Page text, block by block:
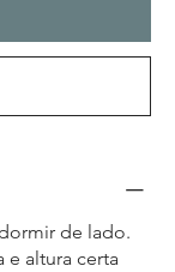
de lado.
e altura certa